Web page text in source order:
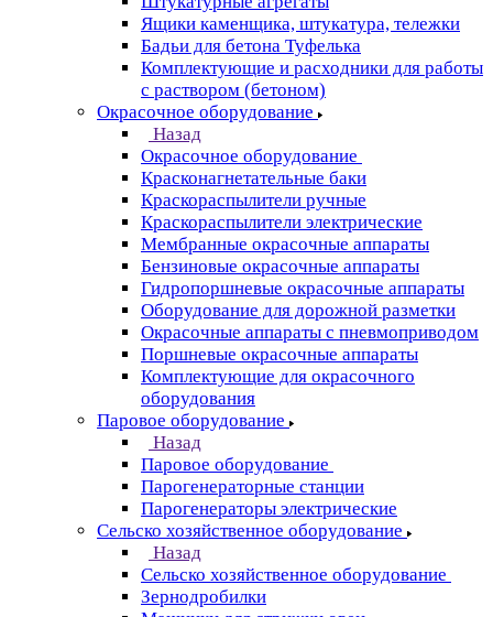
Ящики каменщика, штукатура, тележки
Бадьи для бетона Туфелька
Комплектующие и расходники для работы
с раствором (бетоном)
Окрасочное оборудование
Назад
Окрасочное оборудование
Красконагнетательные баки
Краскораспылители ручные
Краскораспылители электрические
Мембранные окрасочные аппараты
Бензиновые окрасочные аппараты
Гидропоршневые окрасочные аппараты
Оборудование для дорожной разметки
Окрасочные аппараты с пневмоприводом
Поршневые окрасочные аппараты
Комплектующие для окрасочного
оборудования
Паровое оборудование
Назад
Паровое оборудование
Парогенераторные станции
Парогенераторы электрические
Сельско хозяйственное оборудование
Назад
Сельско хозяйственное оборудование
Зернодробилки